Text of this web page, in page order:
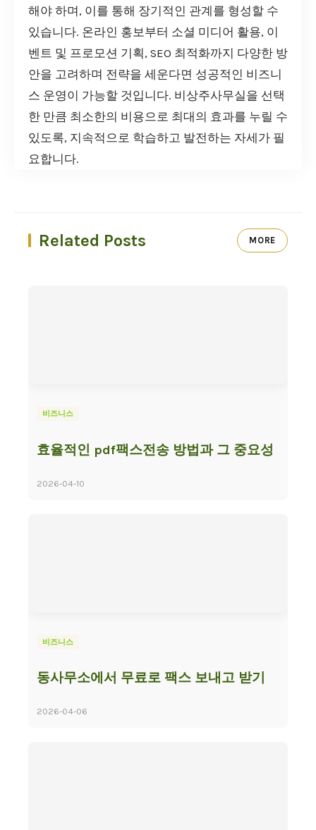
해야 하며, 이를 통해 장기적인 관계를 형성할 수
있습니다. 온라인 홍보부터 소셜 미디어 활용, 이
벤트 및 프로모션 기획, SEO 최적화까지 다양한 방
안을 고려하며 전략을 세운다면 성공적인 비즈니
스 운영이 가능할 것입니다. 비상주사무실을 선택
한 만큼 최소한의 비용으로 최대의 효과를 누릴 수
있도록, 지속적으로 학습하고 발전하는 자세가 필
요합니다.
Related Posts MORE
비즈니스
효율적인 pdf팩스전송 방법과 그 중요성
2026-04-10
비즈니스
동사무소에서 무료로 팩스 보내고 받기
2026-04-06